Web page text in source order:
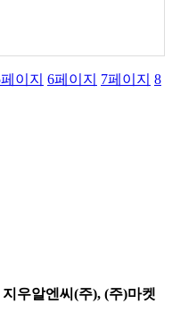
페이지 6페이지 7페이지 8
우알엔씨(주), (주)마켓